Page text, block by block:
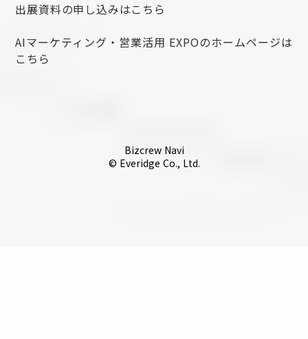
出展資料の申し込みはこちら
AIマーケティング・営業活用 EXPOのホームページは
こちら
Bizcrew Navi
© Everidge Co., Ltd.